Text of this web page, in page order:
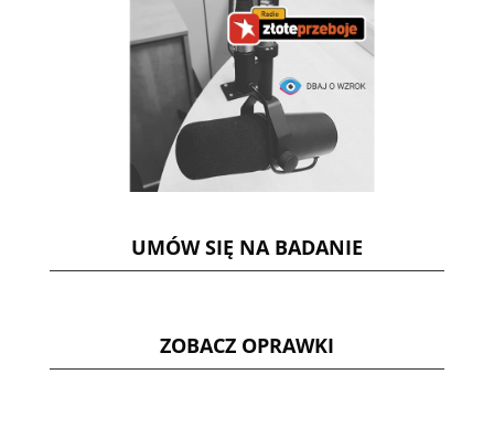
UMÓW SIĘ NA BADANIE
ZOBACZ OPRAWKI